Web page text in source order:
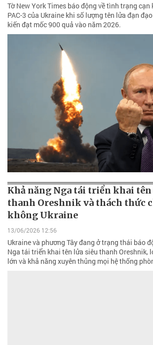
Tờ New York Times báo động về tình trạng
PAC-3 của Ukraine khi số lượng tên lửa đạn
kiến đạt mốc 900 quả vào năm 2026.
Khả năng Nga tái triển khai tên
thanh Oreshnik và thách thức
không Ukraine
13/06/2026 12:56
Ukraine và phương Tây đang ở trạng thái báo
Nga tái triển khai tên lửa siêu thanh Oreshnik,
lớn và khả năng xuyên thủng mọi hệ thống